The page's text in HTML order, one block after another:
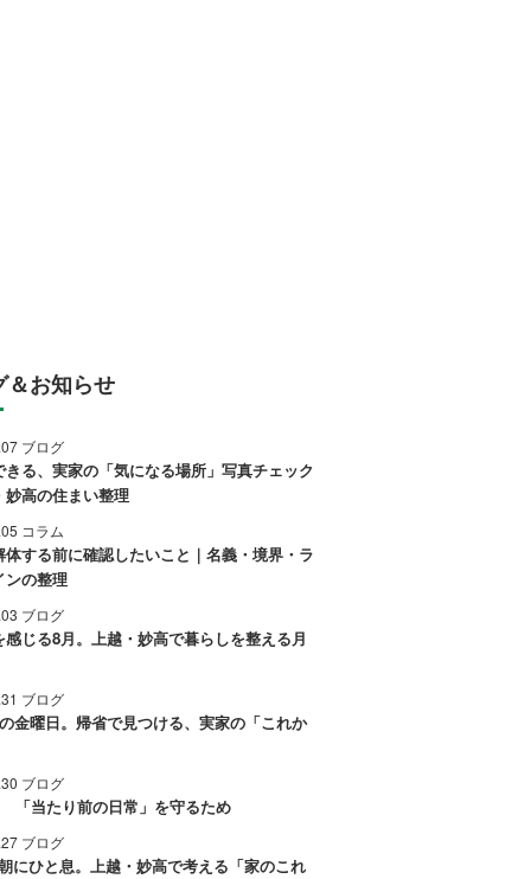
＆お知らせ
ブログ
きる、実家の「気になる場所」写真チェック
妙高の住まい整理
コラム
体する前に確認したいこと｜名義・境界・ラ
ンの整理
ブログ
感じる8月。上越・妙高で暮らしを整える月
ブログ
金曜日。帰省で見つける、実家の「これか
ブログ
「当たり前の日常」を守るため
ブログ
にひと息。上越・妙高で考える「家のこれ